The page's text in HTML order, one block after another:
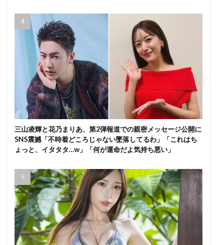
三山凌輝と花乃まりあ、第2弾報道での親密メッセージ公開に
SNS震撼「不時着どころじゃない墜落してるわ」「これはち
ょっと、イタタタ…w」「何が運命だよ気持ち悪い」